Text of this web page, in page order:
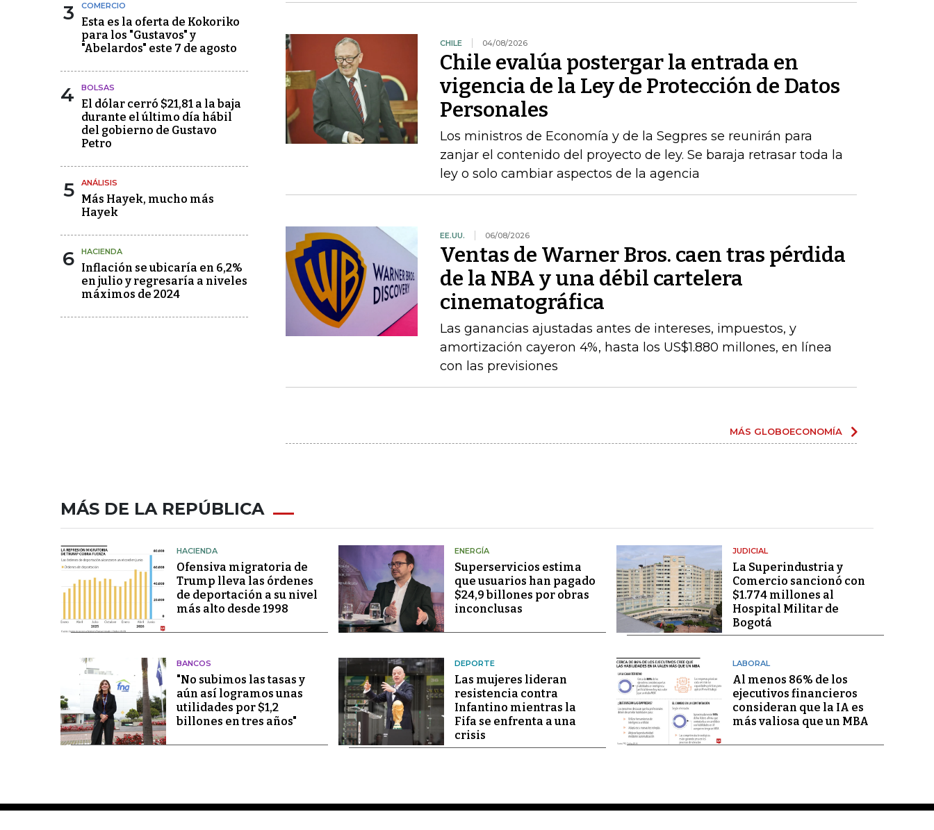
3 COMERCIO
Esta es la oferta de Kokoriko
para los "Gustavos" y
"Abelardos" este 7 de agosto
4 BOLSAS
El dólar cerró $21,81 a la baja
durante el último día hábil
del gobierno de Gustavo
Petro
5 ANÁLISIS
Más Hayek, mucho más
Hayek
6 HACIENDA
Inflación se ubicaría en 6,2%
en julio y regresaría a niveles
máximos de 2024
CHILE 04/08/2026
Chile evalúa postergar la entrada en
vigencia de la Ley de Protección de Datos
Personales
Los ministros de Economía y de la Segpres se reunirán para
zanjar el contenido del proyecto de ley. Se baraja retrasar toda la
ley o solo cambiar aspectos de la agencia
EE.UU. 06/08/2026
Ventas de Warner Bros. caen tras pérdida
de la NBA y una débil cartelera
cinematográfica
Las ganancias ajustadas antes de intereses, impuestos, y
amortización cayeron 4%, hasta los US$1.880 millones, en línea
con las previsiones
MÁS GLOBOECONOMÍA
MÁS DE LA REPÚBLICA
HACIENDA
Ofensiva migratoria de
Trump lleva las órdenes
de deportación a su nivel
más alto desde 1998
ENERGÍA
Superservicios estima
que usuarios han pagado
$24,9 billones por obras
inconclusas
JUDICIAL
La Superindustria y
Comercio sancionó con
$1.774 millones al
Hospital Militar de
Bogotá
BANCOS
"No subimos las tasas y
aún así logramos unas
utilidades por $1,2
billones en tres años"
DEPORTE
Las mujeres lideran
resistencia contra
Infantino mientras la
Fifa se enfrenta a una
crisis
LABORAL
Al menos 86% de los
ejecutivos financieros
consideran que la IA es
más valiosa que un MBA